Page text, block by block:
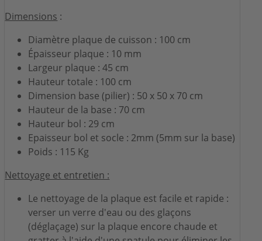
Dimensions :
Diamètre plaque de cuisson : 100 cm
Épaisseur plaque : 10 mm
Largeur plaque : 45 cm
Hauteur totale : 100 cm
Dimension base (pilier) : 50 x 50 x 70 cm
Hauteur de la base : 70 cm
Hauteur bol : 29 cm
Epaisseur bol et socle : 2mm (5mm sur la base)
Poids : 115 Kg
Nettoyage et entretien :
Le nettoyage de la plaque est facile et rapide :
verser un verre d'eau ou des glaçons
(déglaçage) sur la plaque encore chaude et